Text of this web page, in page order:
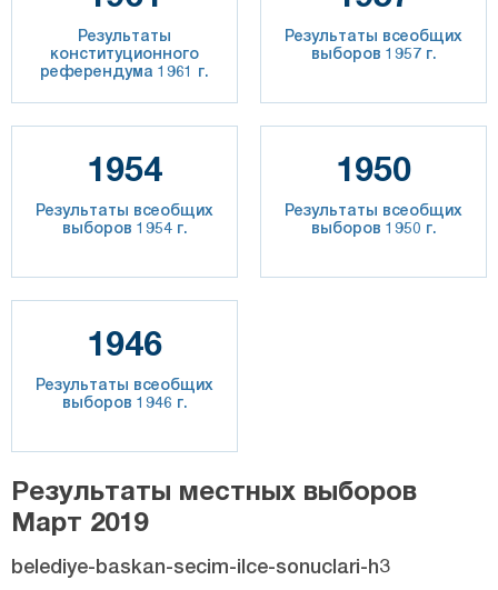
Результаты
конституционного
референдума 1961 г.
Результаты всеобщих
выборов 1957 г.
1954
Результаты всеобщих
выборов 1954 г.
1950
Результаты всеобщих
выборов 1950 г.
1946
Результаты всеобщих
выборов 1946 г.
Результаты местных выборов
Март 2019
belediye-baskan-secim-ilce-sonuclari-h3